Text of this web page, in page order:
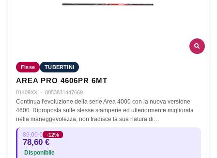
Fisse TUBERTINI
AREA PRO 4606PR 6MT
01409XX · 8053831447669
Continua l'evoluzione della serie Area 4000 con la nuova versione
4600. Riproposta sulle stesse stamperie ed ulteriormente migliorata
nella maneggevolezza, non tradisce la sua natura di…
89,00 € -12%
78,60 €
Disponibile